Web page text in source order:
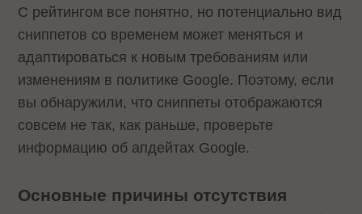
С рейтингом все понятно, но потенциально вид
сниппетов со временем может меняться и
адаптироваться к новым требованиям или
изменениям в политике Google. Поэтому, если
вы обнаружили, что сниппеты отображаются
совсем не так, как раньше, проверьте
информацию об апдейтах Google.
Основные причины отсутствия